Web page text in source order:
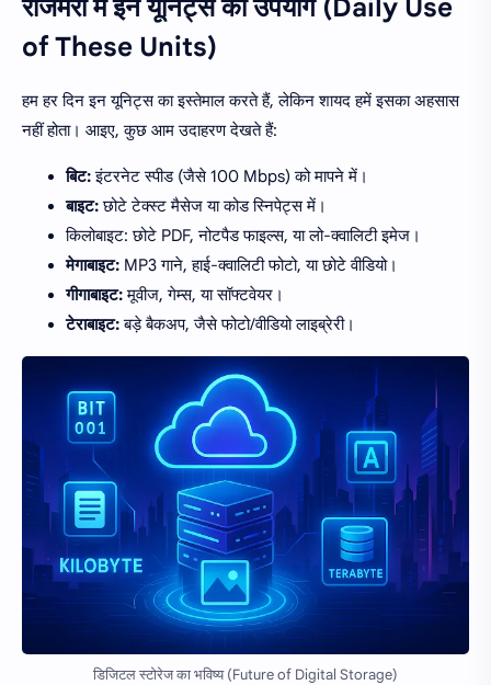
रोजमर्रा में इन यूनिट्स का उपयोग (Daily Use
of These Units)
हम हर दिन इन यूनिट्स का इस्तेमाल करते हैं, लेकिन शायद हमें इसका अहसास
नहीं होता। आइए, कुछ आम उदाहरण देखते हैं:
बिट:इंटरनेट स्पीड (जैसे 100 Mbps) को मापने में।
बाइट:छोटे टेक्स्ट मैसेज या कोड स्निपेट्स में।
किलोबाइट: छोटे PDF, नोटपैड फाइल्स, या लो-क्वालिटी इमेज।
मेगाबाइट: MP3 गाने, हाई-क्वालिटी फोटो, या छोटे वीडियो।
गीगाबाइट:मूवीज, गेम्स, या सॉफ्टवेयर।
टेराबाइट:बड़े बैकअप, जैसे फोटो/वीडियो लाइब्रेरी।
डिजिटल स्टोरेज का भविष्य (Future of Digital Storage)